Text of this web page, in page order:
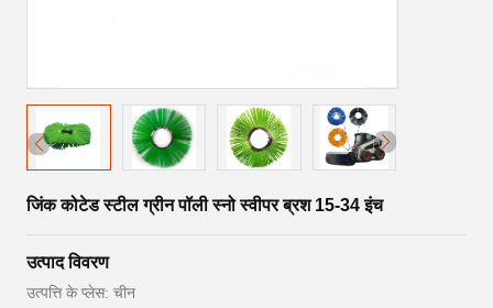
जिंक कोटेड स्टील ग्रीन पॉली स्नो स्वीपर ब्रश 15-34 इंच
उत्पाद विवरण
उत्पत्ति के प्लेस: चीन